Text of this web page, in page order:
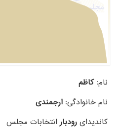
نام:کاظم
نام خانوادگی: ارجمندی
کاندیدای رودبارانتخابات مجلس